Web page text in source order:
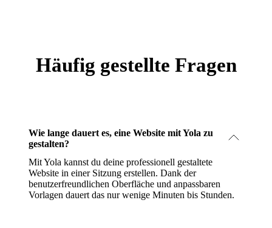
Häufig gestellte Fragen
Wie lange dauert es, eine Website mit Yola zu
gestalten?
Mit Yola kannst du deine professionell gestaltete
Website in einer Sitzung erstellen. Dank der
benutzerfreundlichen Oberfläche und anpassbaren
Vorlagen dauert das nur wenige Minuten bis Stunden.